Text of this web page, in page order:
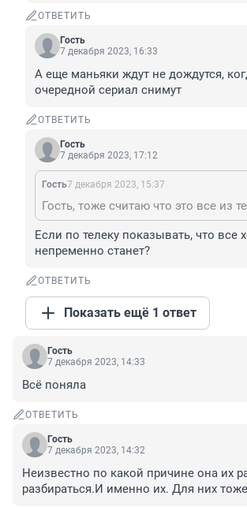
ОТВЕТИТЬ
Гость
7 декабря 2023, 16:33
А еще маньяки ждут не дождутся,
очередной сериал снимут
ОТВЕТИТЬ
Гость
7 декабря 2023, 17:12
Гость7 декабря 2023, 15:37
Если по телеку показывать, что все
непременно станет?
ОТВЕТИТЬ
Показать ещё 1 ответ
Гость
7 декабря 2023, 14:33
Всё поняла
ОТВЕТИТЬ
Гость
7 декабря 2023, 14:32
Неизвестно по какой причине она их
разбираться.И именно их. Для них